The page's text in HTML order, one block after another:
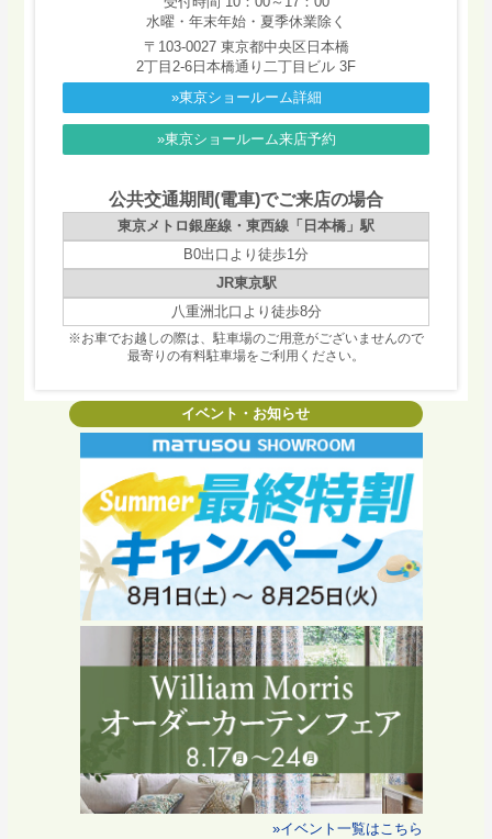
水曜・年末年始・夏季休業除く
〒103-0027 東京都中央区日本橋
2丁目2-6日本橋通り二丁目ビル 3F
»東京ショールーム詳細
»東京ショールーム来店予約
公共交通期間(電車)でご来店の場合
東京メトロ銀座線・東西線「日本橋」駅
B0出口より徒歩1分
JR東京駅
八重洲北口より徒歩8分
※お車でお越しの際は、駐車場のご用意がございませんので
最寄りの有料駐車場をご利用ください。
イベント・お知らせ
»イベント一覧はこちら